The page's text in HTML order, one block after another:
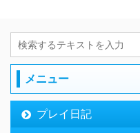
メニュー
プレイ日記